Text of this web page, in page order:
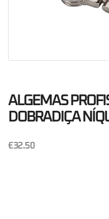
ALGEMAS
DOBRADIÇA
€32.50